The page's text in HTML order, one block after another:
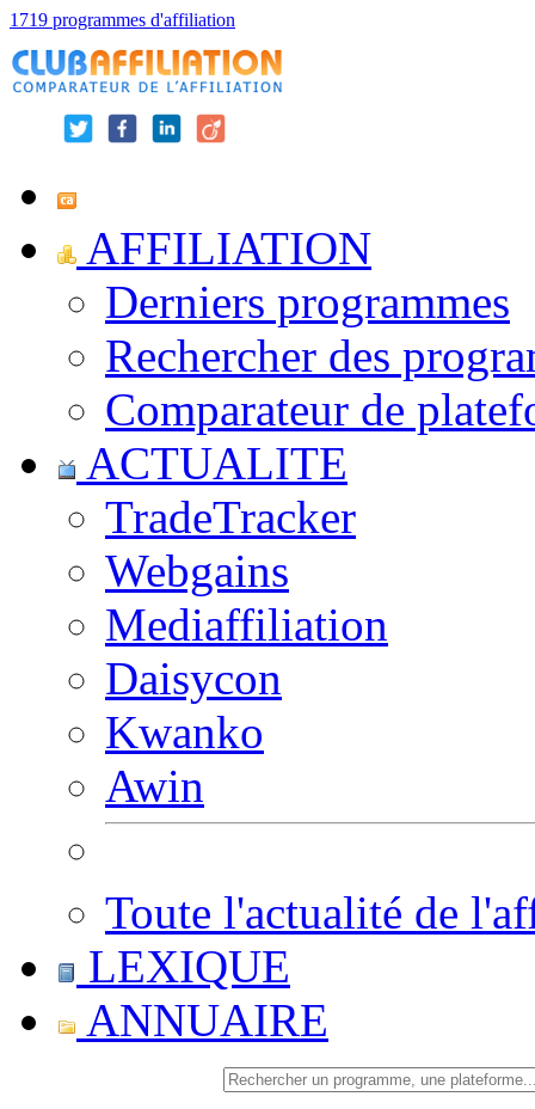
1719 programmes d'affiliation
AFFILIATION
Derniers programmes
Rechercher des
Comparateur de
ACTUALITE
TradeTracker
Webgains
Mediaffiliation
Daisycon
Kwanko
Awin
Toute l'actualité de
LEXIQUE
ANNUAIRE